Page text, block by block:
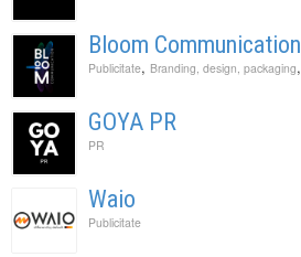
Bloom Communication
Publicitate, Branding, design, packaging,
GOYA PR
PR
Waio
Publicitate